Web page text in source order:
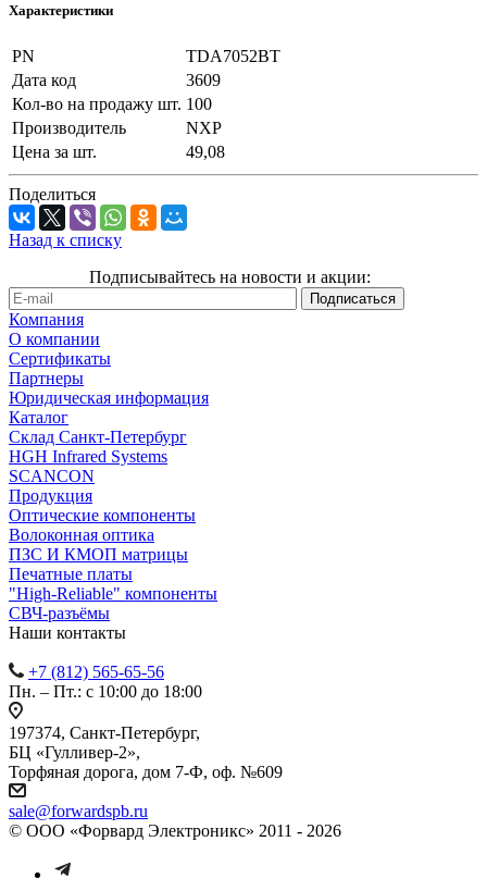
Характеристики
PN
TDA7052BT
Дата код
3609
Кол-во на продажу шт. 100
Производитель
NXP
Цена за шт.
49,08
Поделиться
Назад к списку
Подписывайтесь на новости и акции:
Компания
О компании
Сертификаты
Партнеры
Юридическая информация
Каталог
Cклад Санкт-Петербург
HGH Infrared Systems
SCANCON
Продукция
Оптические компоненты
Волоконная оптика
ПЗС И КМОП матрицы
Печатные платы
"High-Reliable" компоненты
СВЧ-разъёмы
Наши контакты
+7 (812) 565-65-56
Пн. – Пт.: с 10:00 до 18:00
197374, Санкт-Петербург,
БЦ «Гулливер-2»,
Торфяная дорога, дом 7-Ф, оф. №609
sale@forwardspb.ru
© ООО «Форвард Электроникс» 2011 - 2026